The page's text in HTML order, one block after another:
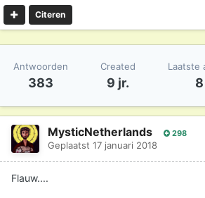
Citeren
Antwoorden
383
Created
9 jr.
Laatste
MysticNetherlands 298
Geplaatst 17 januari 2018
Flauw....